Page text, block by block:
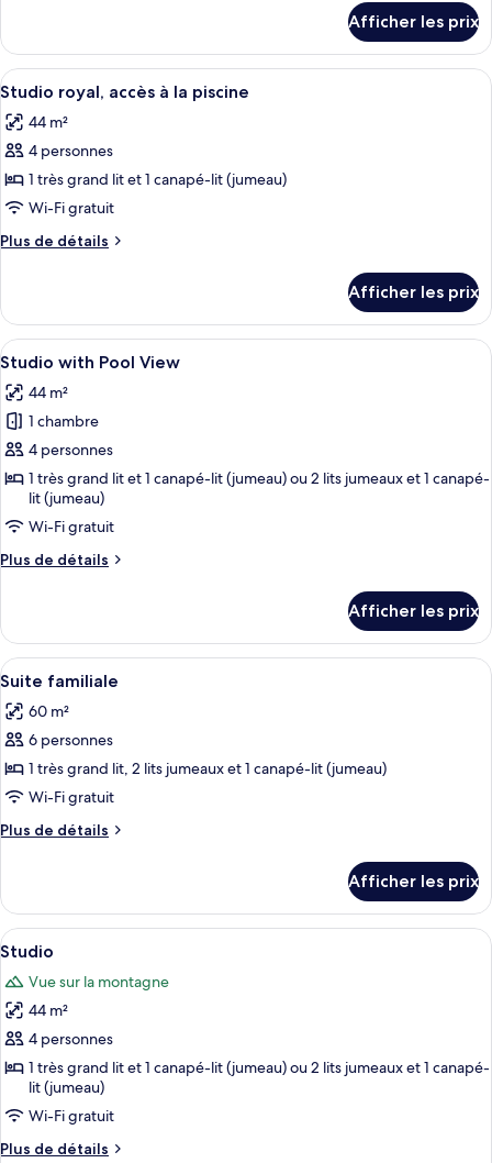
Happy
Baby
Studio
Happy
Baby
Studio
Afficher les prix
Afficher
toutes
les
photos
pour
ce
type
de
Studio
royal,
accès
à
la
piscine
Une chambre d’hôtel moderne
9
Studio royal, accès à la piscine
44 m²
4 personnes
1 très grand lit et 1 canapé-lit (jumeau)
Wi-Fi gratuit
Plus de détails
Plus
Studio
royal,
accès
la
piscine
Afficher les prix
Afficher
toutes
les
photos
pour
ce
type
de
chambre :
Pool
View
Une chambre d’hôtel moderne
10
Studio with Pool View
44 m²
1 chambre
4 personnes
1 très grand lit et 1 canapé-lit (jumeau) ou 2 lits jumeaux et 1 canapé-
lit (jumeau)
Wi-Fi gratuit
Plus de détails
Plus
Studio
with
Pool
Afficher les prix
Afficher
toutes
les
photos
pour
ce
type
de
Suite
familiale
Une chambre d’hôtel moderne
8
Suite familiale
60 m²
6 personnes
1 très grand lit, 2 lits jumeaux et 1 canapé-lit (jumeau)
Wi-Fi gratuit
Plus de détails
Plus
Suite
familiale
Afficher les prix
Afficher
toutes
les
photos
pour
ce
type
de
chambre :
Une chambre d’hôtel avec deux lits,
9
Studio
Vue sur la montagne
44 m²
4 personnes
1 très grand lit et 1 canapé-lit (jumeau) ou 2 lits jumeaux et 1 canapé-
lit (jumeau)
Wi-Fi gratuit
Plus de détails
Plus